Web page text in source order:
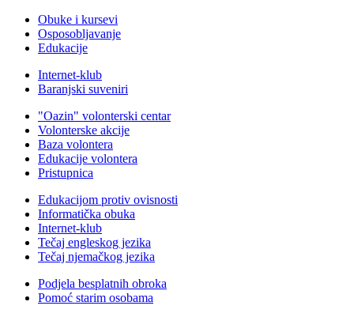
Obuke i kursevi
Osposobljavanje
Edukacije
Internet-klub
Baranjski suveniri
"Oazin" volonterski centar
Volonterske akcije
Baza volontera
Edukacije volontera
Pristupnica
Edukacijom protiv ovisnosti
Informatička obuka
Internet-klub
Tečaj engleskog jezika
Tečaj njemačkog jezika
Podjela besplatnih obroka
Pomoć starim osobama